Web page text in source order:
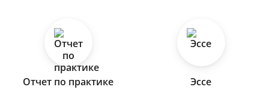
Отчет по практике Эссе